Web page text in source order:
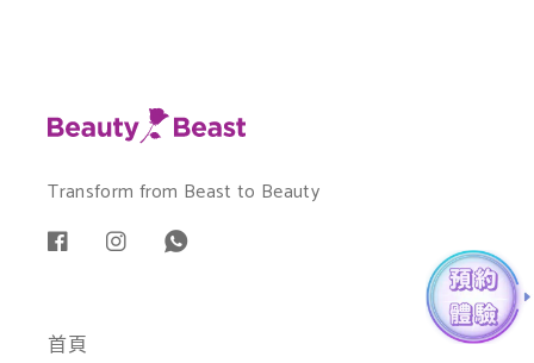
Transform from Beast to Beauty
首頁